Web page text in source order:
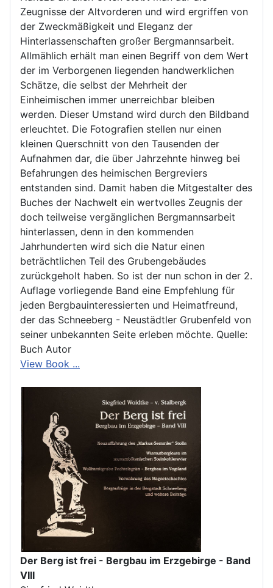
Zeugnisse der Altvorderen und wird ergriffen von
der Zweckmäßigkeit und Eleganz der
Hinterlassenschaften großer Bergmannsarbeit.
Allmählich erhält man einen Begriff von dem Wert
der im Verborgenen liegenden handwerklichen
Schätze, die selbst der Mehrheit der
Einheimischen immer unerreichbar bleiben
werden. Dieser Umstand wird durch den Bildband
erleuchtet. Die Fotografien stellen nur einen
kleinen Querschnitt von den Tausenden der
Aufnahmen dar, die über Jahrzehnte hinweg bei
Befahrungen des heimischen Bergreviers
entstanden sind. Damit haben die Mitgestalter des
Buches der Nachwelt ein wertvolles Zeugnis der
doch teilweise vergänglichen Bergmannsarbeit
hinterlassen, denn in den kommenden
Jahrhunderten wird sich die Natur einen
beträchtlichen Teil des Grubengebäudes
zurückgeholt haben. So ist der nun schon in der 2.
Auflage vorliegende Band eine Empfehlung für
jeden Bergbauinteressierten und Heimatfreund,
der das Schneeberg - Neustädtler Grubenfeld von
seiner unbekannten Seite erleben möchte. Quelle:
Buch Autor
View Book ...
Der Berg ist frei - Bergbau im Erzgebirge - Band
VIII